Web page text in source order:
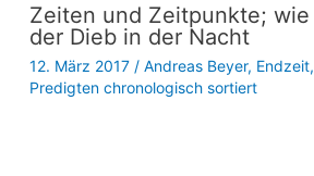
Zeiten und Zeitpunkte; wie
der Dieb in der Nacht
12. März 2017 / Andreas Beyer, Endzeit,
Predigten chronologisch sortiert